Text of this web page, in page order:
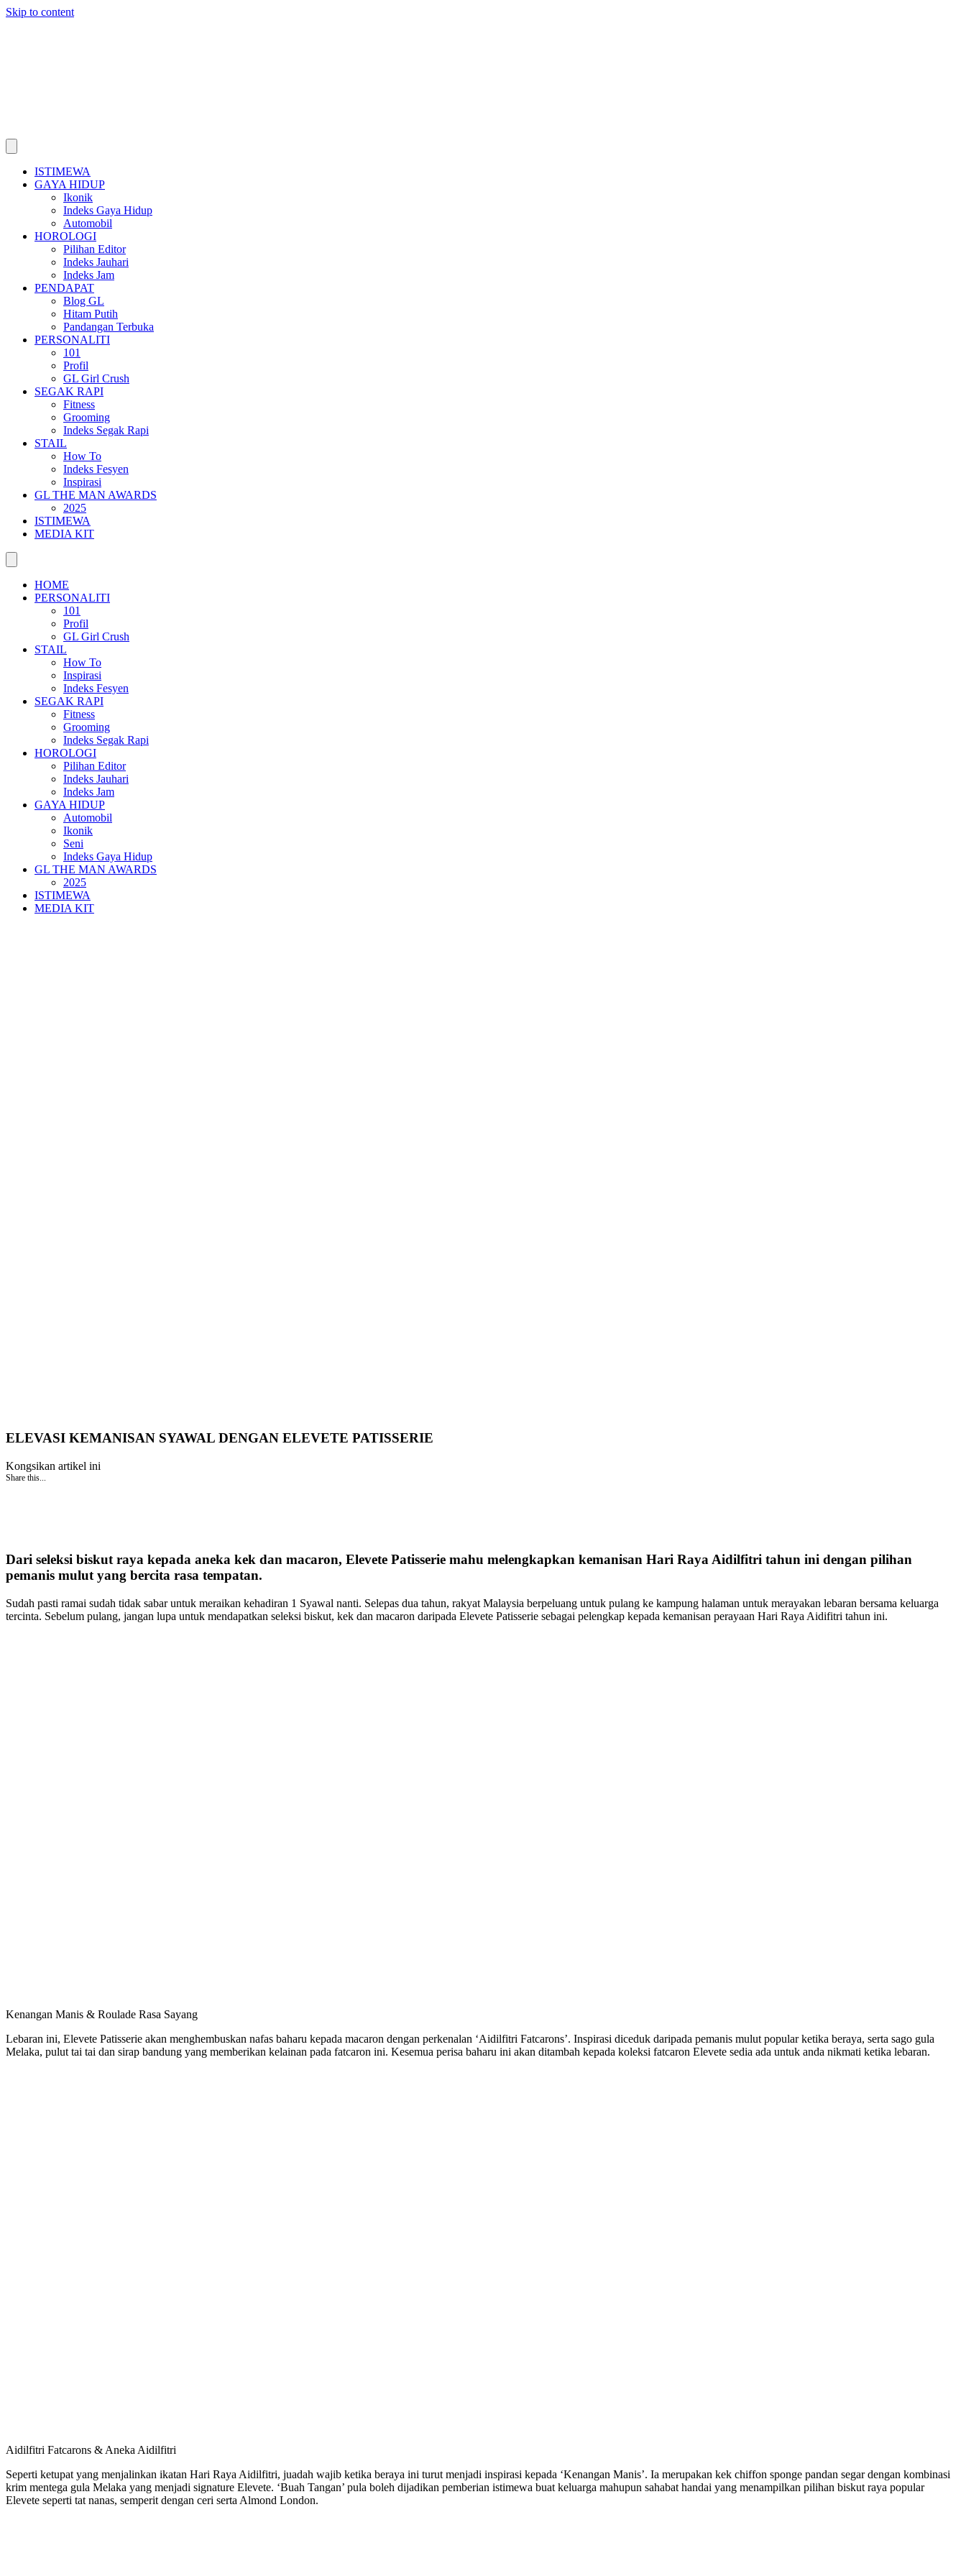
Skip to content
ISTIMEWA
GAYA HIDUP
Ikonik
Indeks Gaya Hidup
Automobil
HOROLOGI
Pilihan Editor
Indeks Jauhari
Indeks Jam
PENDAPAT
Blog GL
Hitam Putih
Pandangan Terbuka
PERSONALITI
101
Profil
GL Girl Crush
SEGAK RAPI
Fitness
Grooming
Indeks Segak Rapi
STAIL
How To
Indeks Fesyen
Inspirasi
GL THE MAN AWARDS
2025
ISTIMEWA
MEDIA KIT
HOME
PERSONALITI
101
Profil
GL Girl Crush
STAIL
How To
Inspirasi
Indeks Fesyen
SEGAK RAPI
Fitness
Grooming
Indeks Segak Rapi
HOROLOGI
Pilihan Editor
Indeks Jauhari
Indeks Jam
GAYA HIDUP
Automobil
Ikonik
Seni
Indeks Gaya Hidup
GL THE MAN AWARDS
2025
ISTIMEWA
MEDIA KIT
ELEVASI KEMANISAN SYAWAL DENGAN ELEVETE PATISSERIE
Kongsikan artikel ini
Share this...
Dari seleksi biskut raya kepada aneka kek dan macaron, Elevete Patisserie mahu melengkapkan kemanisan Hari Raya Aidilfitri tahun ini dengan pilihan
pemanis mulut yang bercita rasa tempatan.
Sudah pasti ramai sudah tidak sabar untuk meraikan kehadiran 1 Syawal nanti. Selepas dua tahun, rakyat Malaysia berpeluang untuk pulang ke kampung halaman untuk merayakan lebaran bersama keluarga
tercinta. Sebelum pulang, jangan lupa untuk mendapatkan seleksi biskut, kek dan macaron daripada Elevete Patisserie sebagai pelengkap kepada kemanisan perayaan Hari Raya Aidifitri tahun ini.
Kenangan Manis & Roulade Rasa Sayang
Lebaran ini, Elevete Patisserie akan menghembuskan nafas baharu kepada macaron dengan perkenalan ‘Aidilfitri Fatcarons’. Inspirasi diceduk daripada pemanis mulut popular ketika beraya, serta sago gula
Melaka, pulut tai tai dan sirap bandung yang memberikan kelainan pada fatcaron ini. Kesemua perisa baharu ini akan ditambah kepada koleksi fatcaron Elevete sedia ada untuk anda nikmati ketika lebaran.
Aidilfitri Fatcarons & Aneka Aidilfitri
Seperti ketupat yang menjalinkan ikatan Hari Raya Aidilfitri, juadah wajib ketika beraya ini turut menjadi inspirasi kepada ‘Kenangan Manis’. Ia merupakan kek chiffon sponge pandan segar dengan kombinasi
krim mentega gula Melaka yang menjadi signature Elevete. ‘Buah Tangan’ pula boleh dijadikan pemberian istimewa buat keluarga mahupun sahabat handai yang menampilkan pilihan biskut raya popular
Elevete seperti tat nanas, semperit dengan ceri serta Almond London.